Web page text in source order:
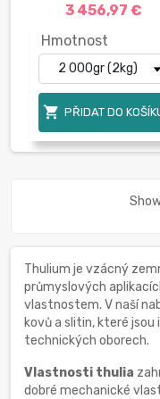
3 456,97 €
Hmotnost
 PŘIDAT DO
Thulium je vzácný
průmyslových
vlastnostem. V naší
kovů a slitin, které
technických oborech.
Vlastnosti thulia
dobré mechanické